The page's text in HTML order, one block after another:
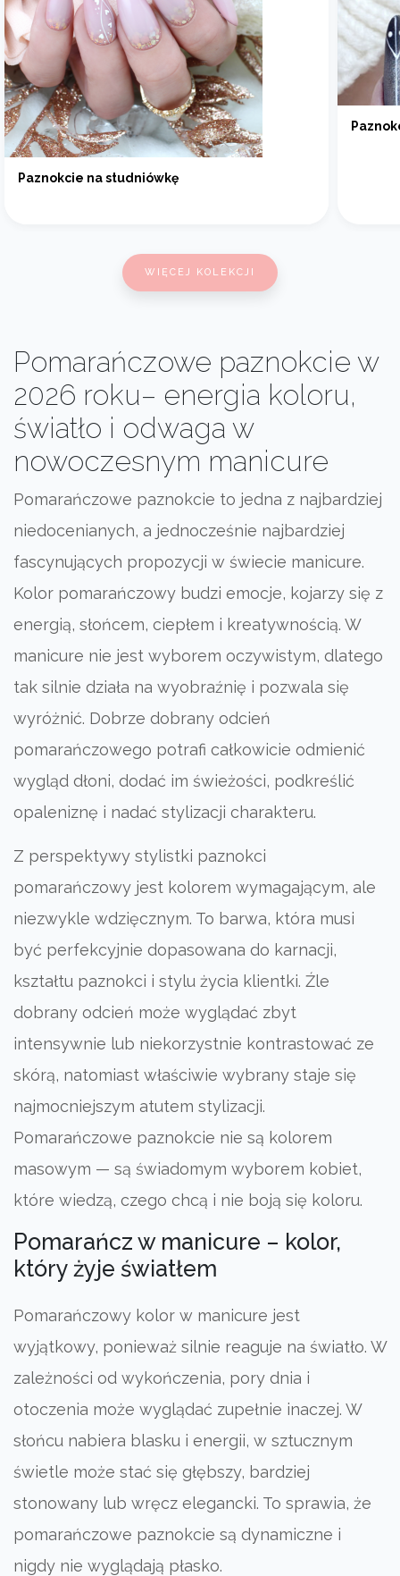
Paznokcie na studniówkę
WIĘCEJ KOLEKCJI
Pomarańczowe paznokcie w
2026 roku– energia koloru,
światło i odwaga w
nowoczesnym manicure
Pomarańczowe paznokcie to jedna z najbardziej
niedocenianych, a jednocześnie najbardziej
fascynujących propozycji w świecie manicure.
Kolor pomarańczowy budzi emocje, kojarzy się z
energią, słońcem, ciepłem i kreatywnością. W
manicure nie jest wyborem oczywistym, dlatego
tak silnie działa na wyobraźnię i pozwala się
wyróżnić. Dobrze dobrany odcień
pomarańczowego potrafi całkowicie odmienić
wygląd dłoni, dodać im świeżości, podkreślić
opaleniznę i nadać stylizacji charakteru.
Z perspektywy stylistki paznokci
pomarańczowy jest kolorem wymagającym, ale
niezwykle wdzięcznym. To barwa, która musi
być perfekcyjnie dopasowana do karnacji,
kształtu paznokci i stylu życia klientki. Źle
dobrany odcień może wyglądać zbyt
intensywnie lub niekorzystnie kontrastować ze
skórą, natomiast właściwie wybrany staje się
najmocniejszym atutem stylizacji.
Pomarańczowe paznokcie nie są kolorem
masowym — są świadomym wyborem kobiet,
które wiedzą, czego chcą i nie boją się koloru.
Pomarańcz w manicure – kolor,
który żyje światłem
Pomarańczowy kolor w manicure jest
wyjątkowy, ponieważ silnie reaguje na światło. W
zależności od wykończenia, pory dnia i
otoczenia może wyglądać zupełnie inaczej. W
słońcu nabiera blasku i energii, w sztucznym
świetle może stać się głębszy, bardziej
stonowany lub wręcz elegancki. To sprawia, że
pomarańczowe paznokcie są dynamiczne i
nigdy nie wyglądają płasko.